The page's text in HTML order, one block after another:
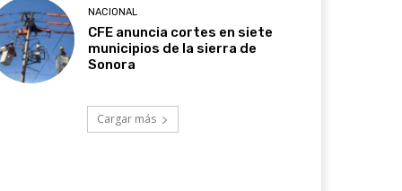
NACIONAL
CFE anuncia cortes en siete
municipios de la sierra de
Sonora
Cargar más